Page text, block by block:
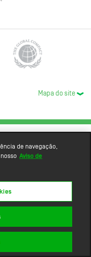
Mapa do site
de navegação,
Aviso de